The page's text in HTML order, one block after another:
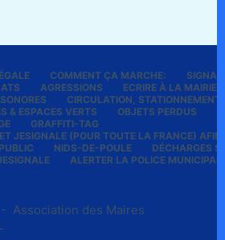
COMMENT ÇA MARCHE:
AGRESSIONS
ECRIRE À LA MAIRIE
CIRCULATION, STATIONNEMENT
& ESPACES VERTS
OBJETS PERDUS
GRAFFITI-TAG
JESIGNALE (POUR TOUTE LA FRANCE) AFIN
NIDS-DE-POULE
DÉCHARGES
ALERTER LA POLICE
Association des Maires